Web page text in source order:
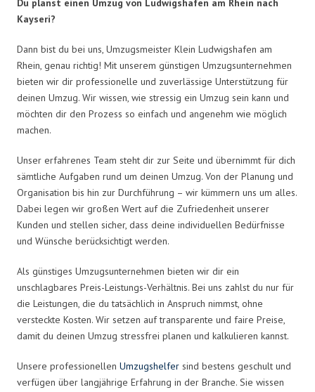
Du planst einen Umzug von Ludwigshafen am Rhein nach
Kayseri?
Dann bist du bei uns, Umzugsmeister Klein Ludwigshafen am
Rhein, genau richtig! Mit unserem günstigen Umzugsunternehmen
bieten wir dir professionelle und zuverlässige Unterstützung für
deinen Umzug. Wir wissen, wie stressig ein Umzug sein kann und
möchten dir den Prozess so einfach und angenehm wie möglich
machen.
Unser erfahrenes Team steht dir zur Seite und übernimmt für dich
sämtliche Aufgaben rund um deinen Umzug. Von der Planung und
Organisation bis hin zur Durchführung – wir kümmern uns um alles.
Dabei legen wir großen Wert auf die Zufriedenheit unserer
Kunden und stellen sicher, dass deine individuellen Bedürfnisse
und Wünsche berücksichtigt werden.
Als günstiges Umzugsunternehmen bieten wir dir ein
unschlagbares Preis-Leistungs-Verhältnis. Bei uns zahlst du nur für
die Leistungen, die du tatsächlich in Anspruch nimmst, ohne
versteckte Kosten. Wir setzen auf transparente und faire Preise,
damit du deinen Umzug stressfrei planen und kalkulieren kannst.
Unsere professionellen Umzugshelfer sind bestens geschult und
verfügen über langjährige Erfahrung in der Branche. Sie wissen